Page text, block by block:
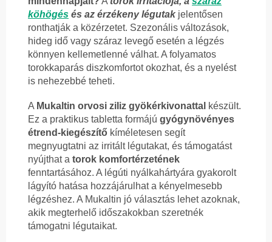
köhögés és az érzékeny légutakjelentősen
ronthatják a közérzetet. Szezonális változások,
hideg idő vagy száraz levegő esetén a légzés
könnyen kellemetlenné válhat. A folyamatos
torokkaparás diszkomfortot okozhat, és a nyelést
is nehezebbé teheti.
A Mukaltin orvosi ziliz gyökérkivonattal készült.
Ez a praktikus tabletta formájú gyógynövényes
étrend-kiegészítő kíméletesen segít
megnyugtatni az irritált légutakat, és támogatást
nyújthat a torok komfortérzetének
fenntartásához. A légúti nyálkahártyára gyakorolt
lágyító hatása hozzájárulhat a kényelmesebb
légzéshez. A Mukaltin jó választás lehet azoknak,
akik megterhelő időszakokban szeretnék
támogatni légutaikat.